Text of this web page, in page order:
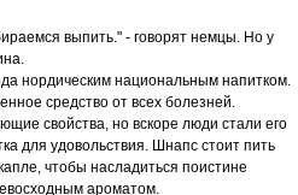
выпить." - говорят немцы. Но у
нордическим национальным напитком.
средство от всех болезней.
свойства, но вскоре люди стали его
для удовольствия. Шнапс стоит пить
чтобы насладиться поистине
ароматом.